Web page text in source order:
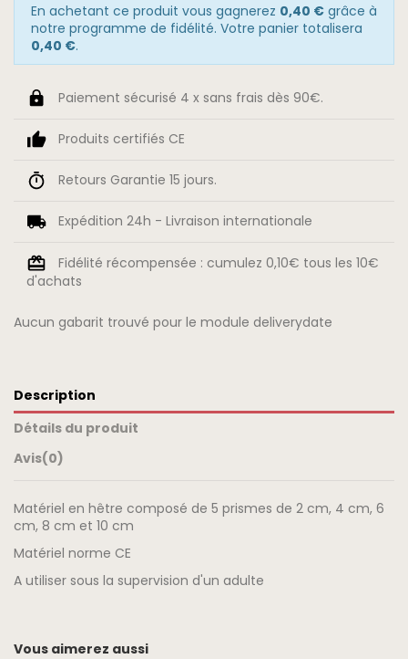
En achetant ce produit vous gagnerez 0,40 €grâce à
notre programme de fidélité. Votre panier totalisera
0,40 €.
Paiement sécurisé 4 x sans frais dès 90€.
Produits certifiés CE
Retours Garantie 15 jours.
Expédition 24h - Livraison internationale
Fidélité récompensée : cumulez 0,10€ tous les 10€
d'achats
Aucun gabarit trouvé pour le module deliverydate
Description
Détails du produit
Avis(0)
Matériel en hêtre composé de 5 prismes de 2 cm, 4 cm, 6
cm, 8 cm et 10 cm
Matériel norme CE
A utiliser sous la supervision d'un adulte
Vous aimerez aussi